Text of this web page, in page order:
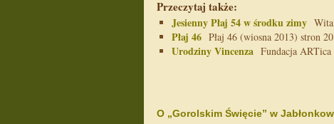
Przeczytaj także:
Jesienny Płaj 54 w środku zimy
Płaj 46 Płaj 46 (wiosna 2013) stron
Urodziny Vincenza Fundacja
O „Gorolskim Święcie” w